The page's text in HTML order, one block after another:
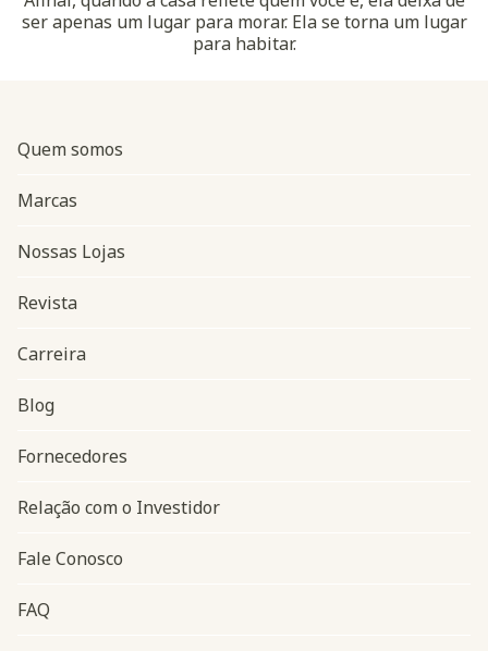
ser apenas um lugar para morar. Ela se torna um lugar
para habitar.
Navegação do rodapé
Quem somos
Marcas
Nossas Lojas
Revista
Carreira
Blog
Fornecedores
Relação com o Investidor
Fale Conosco
FAQ